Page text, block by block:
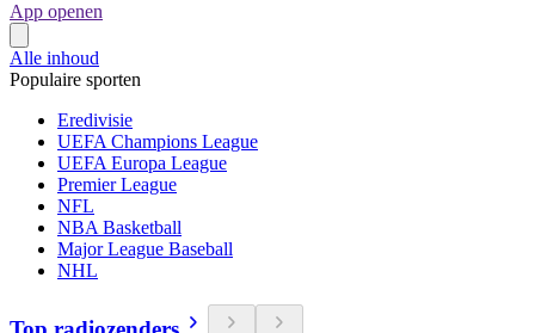
App openen
Alle inhoud
Populaire sporten
Eredivisie
UEFA Champions League
UEFA Europa League
Premier League
NFL
NBA Basketball
Major League Baseball
NHL